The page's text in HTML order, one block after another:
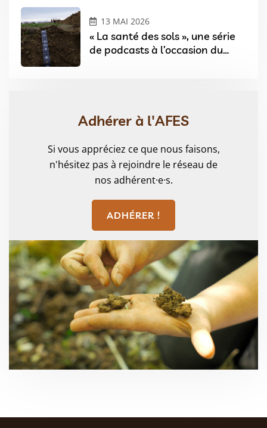
13 MAI 2026
« La santé des sols », une série
de podcasts à l’occasion du
Adhérer à l'AFES
Si vous appréciez ce que nous faisons,
n'hésitez pas à rejoindre le réseau de
nos adhérent·e·s.
ADHÉRER !